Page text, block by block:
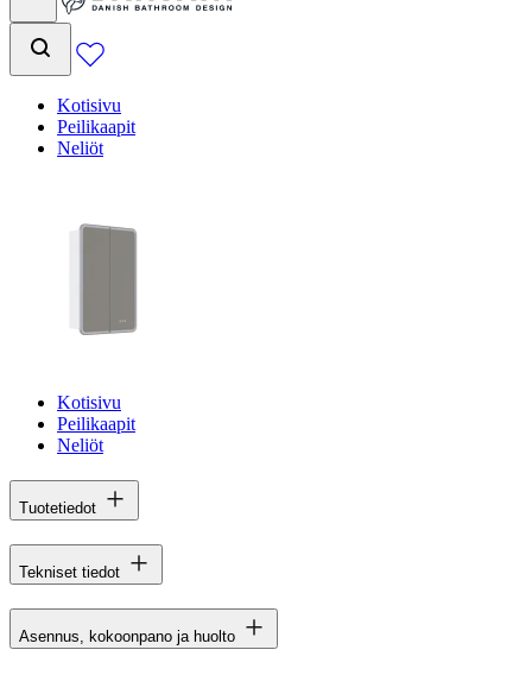
Kotisivu
Peilikaapit
Neliöt
Kotisivu
Peilikaapit
Neliöt
Tuotetiedot
Tekniset tiedot
Asennus, kokoonpano ja huolto